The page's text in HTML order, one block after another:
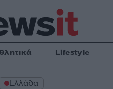
Lifestyle
Ελλάδα